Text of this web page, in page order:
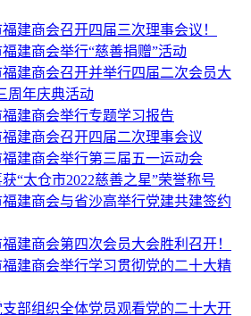
建商会召开四届三次理事会议！
建商会举行“慈善捐赠”活动
福建商会召开并举行四届二次会员大
周年庆典活动
福建商会举行专题学习报告
福建商会召开四届二次理事会议
福建商会举行第三届五一运动会
“太仓市2022慈善之星”荣誉称号
福建商会与省沙高举行党建共建签约
建商会第四次会员大会胜利召开！
福建商会举行学习贯彻党的二十大精
支部组织全体党员观看党的二十大开